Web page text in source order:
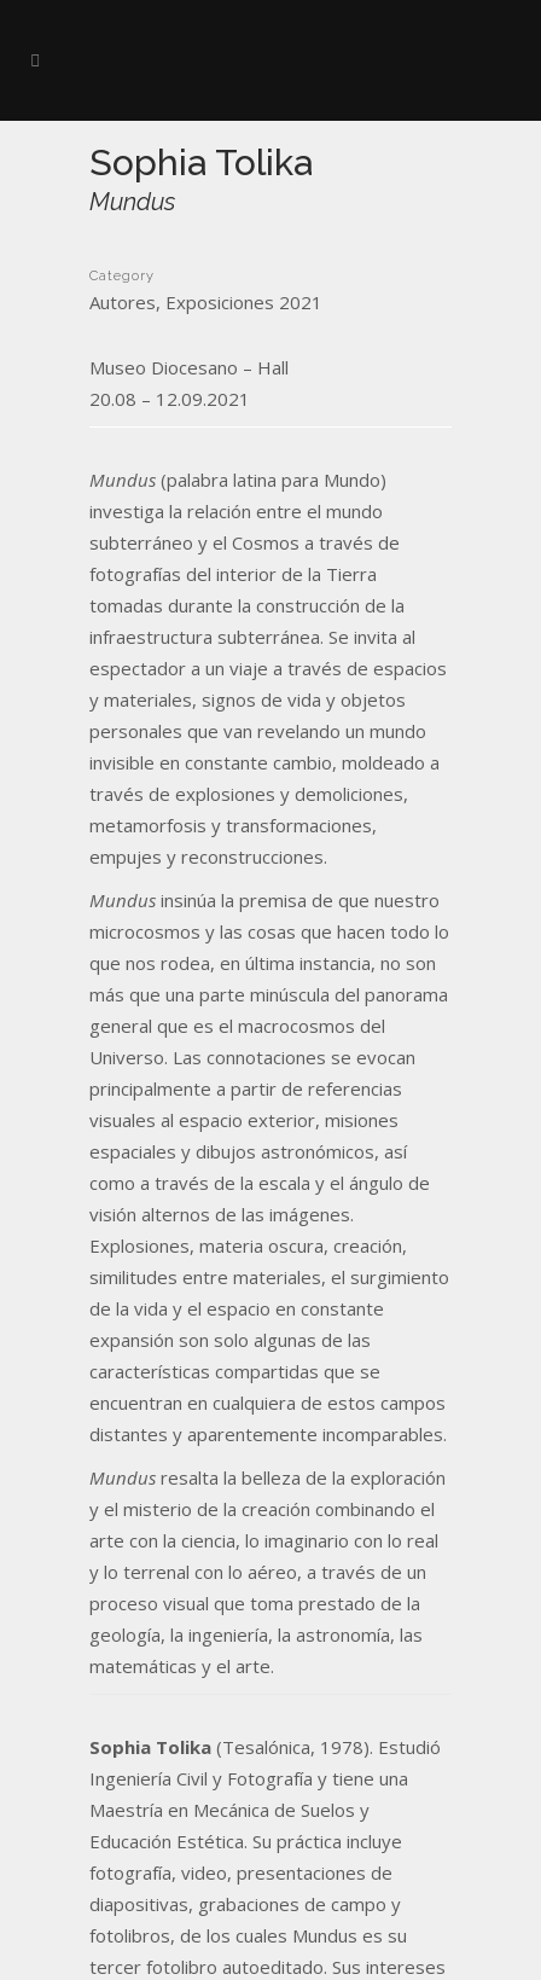
Sophia Tolika
Mundus
Category
Autores, Exposiciones 2021
Museo Diocesano – Hall
20.08 – 12.09.2021
Mundus (palabra latina para Mundo)
investiga la relación entre el mundo
subterráneo y el Cosmos a través de
fotografías del interior de la Tierra
tomadas durante la construcción de la
infraestructura subterránea. Se invita al
espectador a un viaje a través de espacios
y materiales, signos de vida y objetos
personales que van revelando un mundo
invisible en constante cambio, moldeado a
través de explosiones y demoliciones,
metamorfosis y transformaciones,
empujes y reconstrucciones.
Mundus insinúa la premisa de que nuestro
microcosmos y las cosas que hacen todo lo
que nos rodea, en última instancia, no son
más que una parte minúscula del panorama
general que es el macrocosmos del
Universo. Las connotaciones se evocan
principalmente a partir de referencias
visuales al espacio exterior, misiones
espaciales y dibujos astronómicos, así
como a través de la escala y el ángulo de
visión alternos de las imágenes.
Explosiones, materia oscura, creación,
similitudes entre materiales, el surgimiento
de la vida y el espacio en constante
expansión son solo algunas de las
características compartidas que se
encuentran en cualquiera de estos campos
distantes y aparentemente incomparables.
Mundus resalta la belleza de la exploración
y el misterio de la creación combinando el
arte con la ciencia, lo imaginario con lo real
y lo terrenal con lo aéreo, a través de un
proceso visual que toma prestado de la
geología, la ingeniería, la astronomía, las
matemáticas y el arte.
Sophia Tolika (Tesalónica, 1978). Estudió
Ingeniería Civil y Fotografía y tiene una
Maestría en Mecánica de Suelos y
Educación Estética. Su práctica incluye
fotografía, video, presentaciones de
diapositivas, grabaciones de campo y
fotolibros, de los cuales Mundus es su
tercer fotolibro autoeditado. Sus intereses